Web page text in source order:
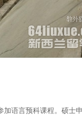
语言预科课程。硕士